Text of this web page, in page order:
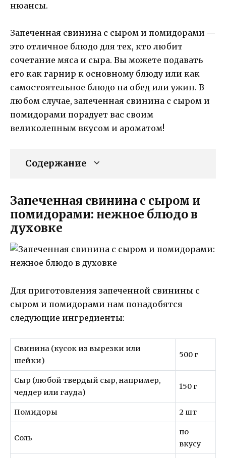
нюансы.
Запеченная свинина с сыром и помидорами —
это отличное блюдо для тех, кто любит
сочетание мяса и сыра. Вы можете подавать
его как гарнир к основному блюду или как
самостоятельное блюдо на обед или ужин. В
любом случае, запеченная свинина с сыром и
помидорами порадует вас своим
великолепным вкусом и ароматом!
Содержание
Запеченная свинина с сыром и
помидорами: нежное блюдо в
духовке
Для приготовления запеченной свинины с
сыром и помидорами нам понадобятся
следующие ингредиенты:
Свинина (кусок из вырезки или
шейки)
500 г
Сыр (любой твердый сыр, например,
чеддер или гауда)
150 г
Помидоры 2 шт
Соль
по
вкусу